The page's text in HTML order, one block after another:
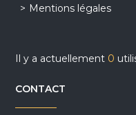
Mentions légales
Il y a actuellement 0
CONTACT